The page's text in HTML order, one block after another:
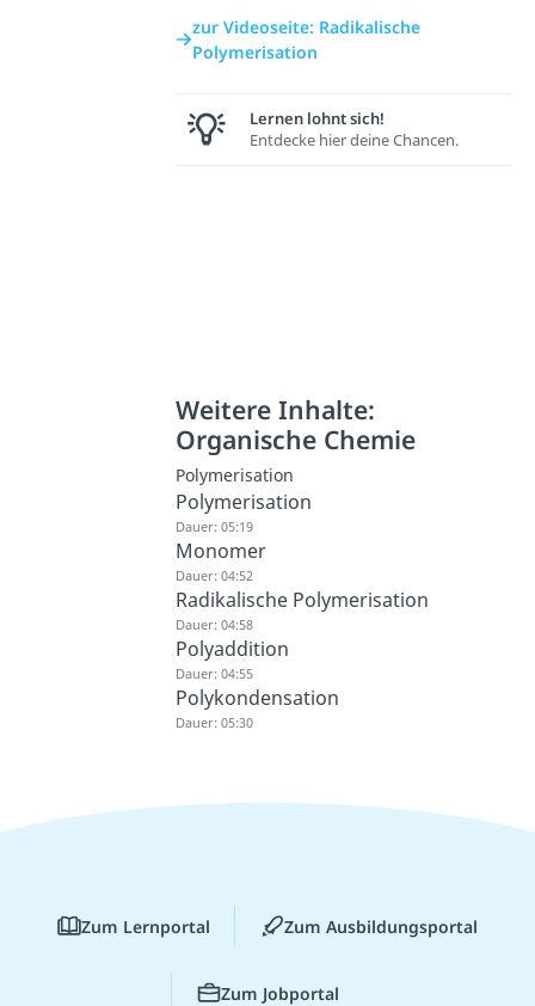
zur Videoseite: Radikalische
Polymerisation
Lernen lohnt sich!
Entdecke hier deine Chancen.
Weitere Inhalte:
Organische Chemie
Polymerisation
Polymerisation
Dauer: 05:19
Monomer
Dauer: 04:52
Radikalische Polymerisation
Dauer: 04:58
Polyaddition
Dauer: 04:55
Polykondensation
Dauer: 05:30
Zum Lernportal Zum Ausbildungsportal
Zum Jobportal